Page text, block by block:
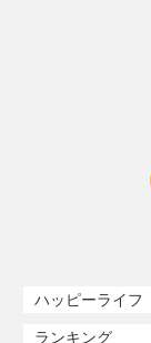
ハッピーライフ
ランキング